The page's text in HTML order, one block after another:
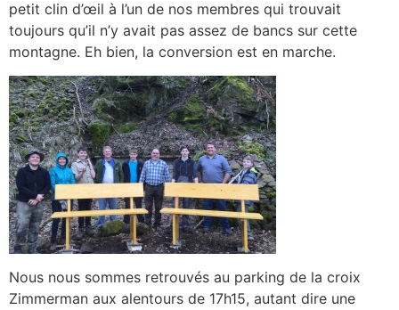
petit clin d’œil à l’un de nos membres qui trouvait
toujours qu’il n’y avait pas assez de bancs sur cette
montagne. Eh bien, la conversion est en marche.
Nous nous sommes retrouvés au parking de la croix
Zimmerman aux alentours de 17h15, autant dire une